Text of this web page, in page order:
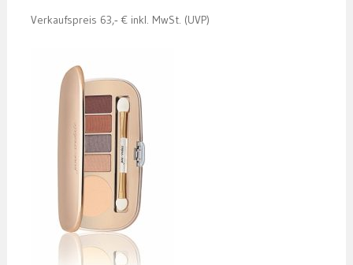
Verkaufspreis 63,‑ € inkl. MwSt. (UVP)